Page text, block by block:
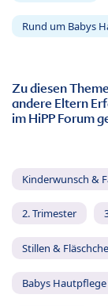
Rund um Babys
Zu diesen
andere Eltern
im HiPP Forum
Kinderwunsch &
2. Trimester
Stillen &
Babys Hautpflege